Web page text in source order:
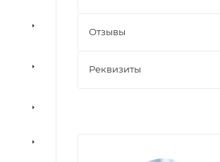
Отзывы
Реквизиты